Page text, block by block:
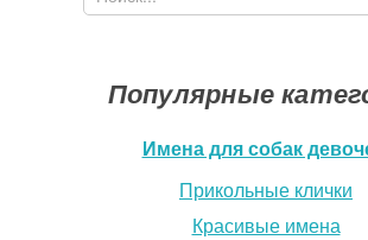
Форма поиска
Популярные
Имена для собак
Прикольные клички
Красивые имена